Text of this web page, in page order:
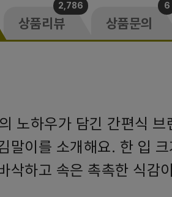
상품리뷰
2,786
상품문의
6
노하우가 담긴 간편식
말이를 소개해요. 한 입
삭하고 속은 촉촉한 식감